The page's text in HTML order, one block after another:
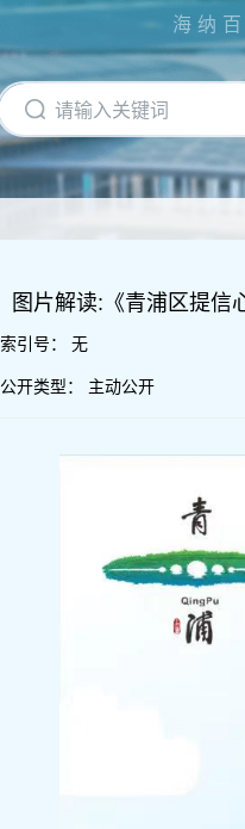
海纳
图片解读:《青浦区提信
索引号： 无
公开类型： 主动公开